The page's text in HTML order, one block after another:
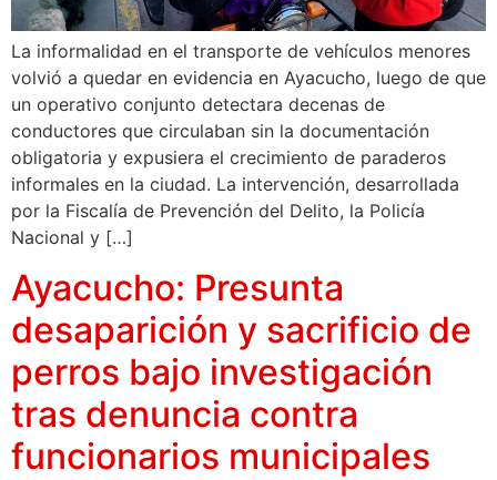
La informalidad en el transporte de vehículos menores
volvió a quedar en evidencia en Ayacucho, luego de que
un operativo conjunto detectara decenas de
conductores que circulaban sin la documentación
obligatoria y expusiera el crecimiento de paraderos
informales en la ciudad. La intervención, desarrollada
por la Fiscalía de Prevención del Delito, la Policía
Nacional y […]
Ayacucho: Presunta
desaparición y sacrificio de
perros bajo investigación
tras denuncia contra
funcionarios municipales